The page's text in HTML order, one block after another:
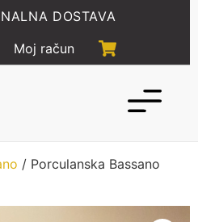
DOSTAVA
Moj račun
/ Porculanska Bassano